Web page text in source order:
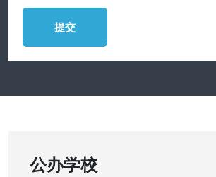
提交
公办学校